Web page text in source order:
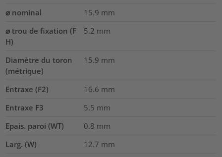
⌀ nominal
15.9 mm
⌀ trou de fixation (F
H)
5.2 mm
Diamètre du toron
(métrique)
15.9 mm
Entraxe (F2) 16.6 mm
Entraxe F3
5.5 mm
Epais. paroi (WT)
0.8 mm
Larg. (W)
12.7 mm